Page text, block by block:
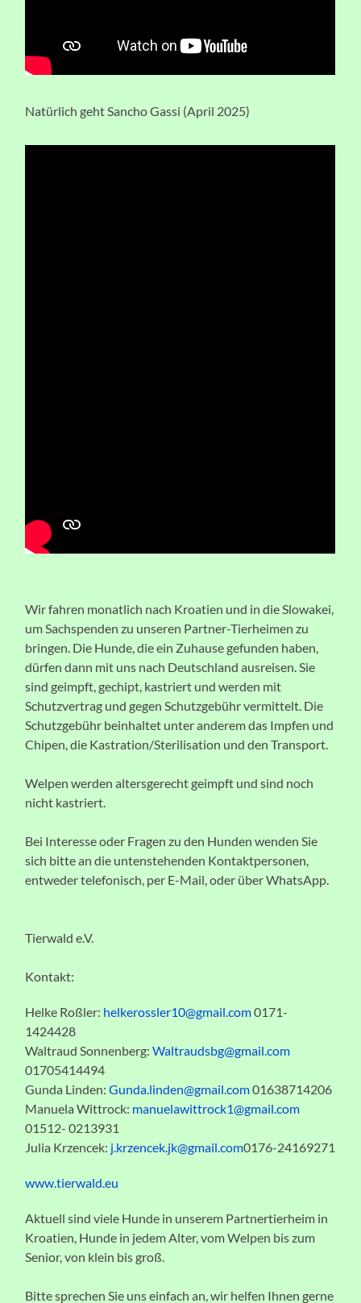
Natürlich geht Sancho Gassi (April 2025)
Wir fahren monatlich nach Kroatien und in die Slowakei,
um Sachspenden zu unseren Partner-Tierheimen zu
bringen. Die Hunde, die ein Zuhause gefunden haben,
dürfen dann mit uns nach Deutschland ausreisen. Sie
sind geimpft, gechipt, kastriert und werden mit
Schutzvertrag und gegen Schutzgebühr vermittelt. Die
Schutzgebühr beinhaltet unter anderem das Impfen und
Chipen, die Kastration/Sterilisation und den Transport.
Welpen werden altersgerecht geimpft und sind noch
nicht kastriert.
Bei Interesse oder Fragen zu den Hunden wenden Sie
sich bitte an die untenstehenden Kontaktpersonen,
entweder telefonisch, per E-Mail, oder über WhatsApp.
Tierwald e.V.
Kontakt:
Helke Roßler: helkerossler10@gmail.com0171-
1424428
Waltraud Sonnenberg:Waltraudsbg@gmail.com
01705414494
Gunda Linden:Gunda.linden@gmail.com01638714206
Manuela Wittrock: manuelawittrock1@gmail.com
01512- 0213931
Julia Krzencek: j.krzencek.jk@gmail.com0176-24169271
www.tierwald.eu
Aktuell sind viele Hunde in unserem Partnertierheim in
Kroatien, Hunde in jedem Alter, vom Welpen bis zum
Senior, von klein bis groß.
Bitte sprechen Sie uns einfach an, wir helfen Ihnen gerne